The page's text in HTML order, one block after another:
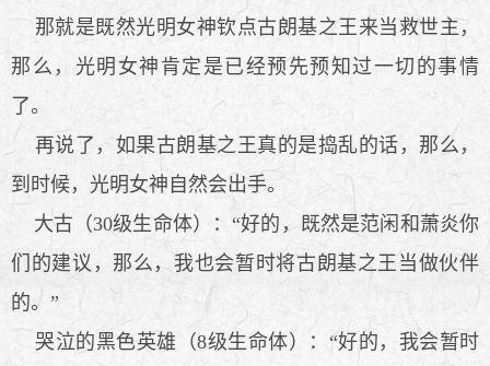
那就是既然光明女神钦点古朗基之王来当救世主，
那么，光明女神肯定是已经预先预知过一切的事情
了。
再说了，如果古朗基之王真的是捣乱的话，那么，
到时候，光明女神自然会出手。
大古（30级生命体）：“好的，既然是范闲和萧炎你
们的建议，那么，我也会暂时将古朗基之王当做伙伴
的。”
哭泣的黑色英雄（8级生命体）：“好的，我会暂时